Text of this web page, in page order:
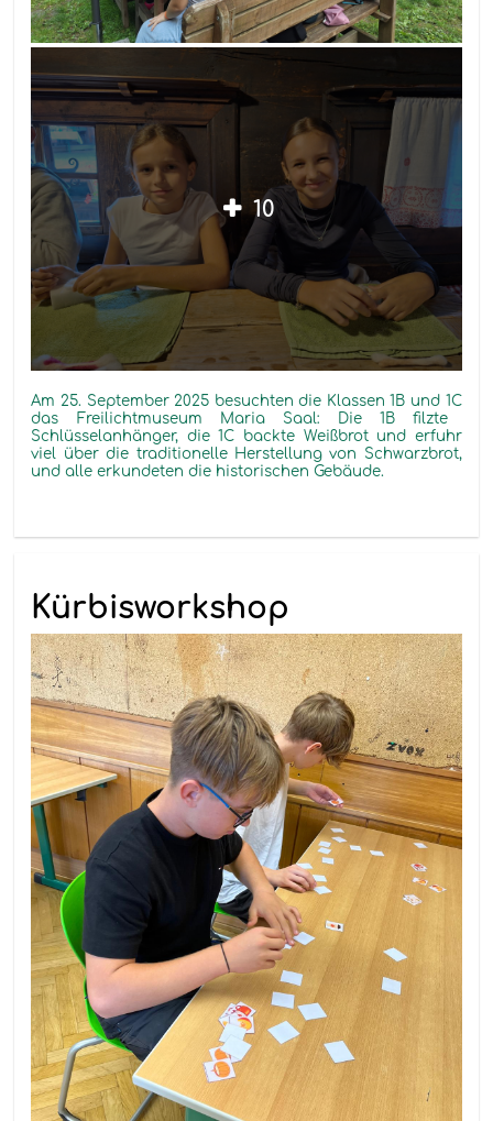
10
Am 25. September 2025 besuchten die Klassen 1 B und 1C
das Freilichtmuseum Maria Saal: Die 1 B filzte
Schlüsselanhänger, die 1C backte Weißbrot und erfuhr
viel über die traditionelle Herstellung von Schwarzbrot,
und alle erkundeten die historischen Gebäude.
Kürbisworkshop